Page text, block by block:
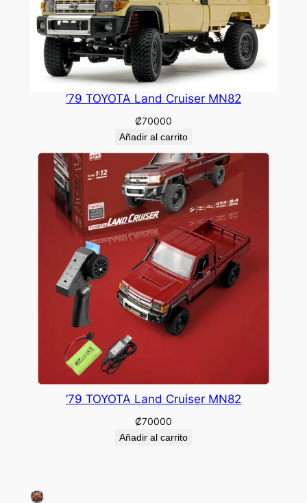
’79 TOYOTA Land Cruiser MN82
₡70000
Añadir al carrito
’79 TOYOTA Land Cruiser MN82
₡70000
Añadir al carrito